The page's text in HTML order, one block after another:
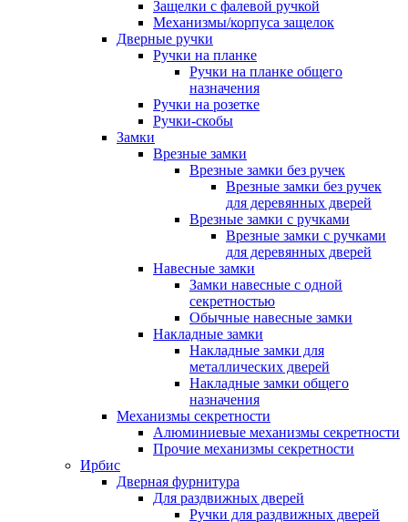
Защелки с фалевой ручкой
Механизмы/корпуса защелок
Дверные ручки
Ручки на планке
Ручки на планке общего
назначения
Ручки на розетке
Ручки-скобы
Замки
Врезные замки
Врезные замки без ручек
Врезные замки без ручек
для деревянных дверей
Врезные замки с ручками
Врезные замки с ручками
для деревянных дверей
Навесные замки
Замки навесные с одной
секретностью
Обычные навесные замки
Накладные замки
Накладные замки для
металлических дверей
Накладные замки общего
назначения
Механизмы секретности
Алюминиевые механизмы секретности
Прочие механизмы секретности
Ирбис
Дверная фурнитура
Для раздвижных дверей
Ручки для раздвижных дверей